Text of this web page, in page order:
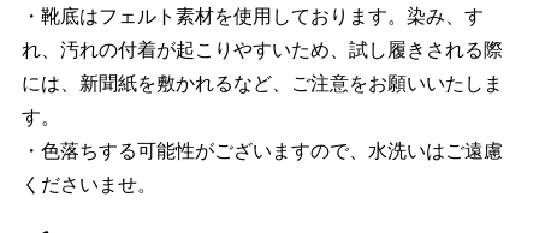
・靴底はフェルト素材を使用しております。染み、す
れ、汚れの付着が起こりやすいため、試し履きされる際
には、新聞紙を敷かれるなど、ご注意をお願いいたしま
す。
・色落ちする可能性がございますので、水洗いはご遠慮
くださいませ。